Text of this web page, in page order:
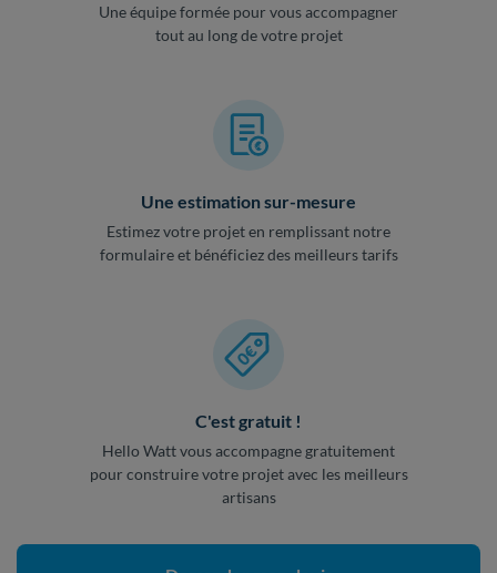
Une équipe formée pour vous accompagner
tout au long de votre projet
Une estimation sur-mesure
Estimez votre projet en remplissant notre
formulaire et bénéficiez des meilleurs tarifs
C'est gratuit !
Hello Watt vous accompagne gratuitement
pour construire votre projet avec les meilleurs
artisans